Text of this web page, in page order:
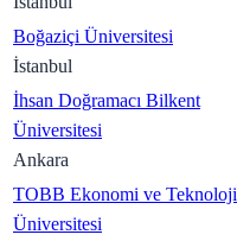
Boğaziçi Üniversitesi
İstanbul
İhsan Doğramacı Bilkent
Üniversitesi
Ankara
TOBB Ekonomi ve Teknoloji
Üniversitesi